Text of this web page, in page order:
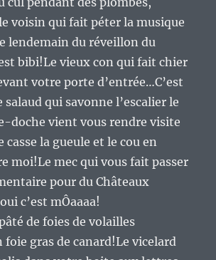
voisin qui fait péter la musique
lendemain du réveillon du
bibi!Le vieux con qui fait chier
votre porte d’entrée…C’est
qui savonne l’escalier le
doche vient vous rendre visite
casse la gueule et le cou en
moi!Le mec qui vous fait passer
pour du Châteaux
c’est mÔaaaa!
de foies de volailles
gras de canard!Le vicelard